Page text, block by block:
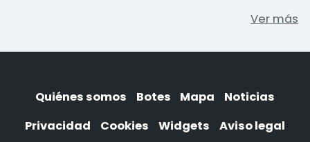
Ver más
Quiénes somos Botes Mapa
Noticias
Privacidad
Cookies Widgets Aviso legal